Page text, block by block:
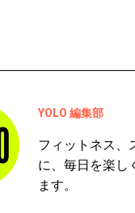
YOLO 編集部
フィットネス、
に、毎日を楽し
ます。